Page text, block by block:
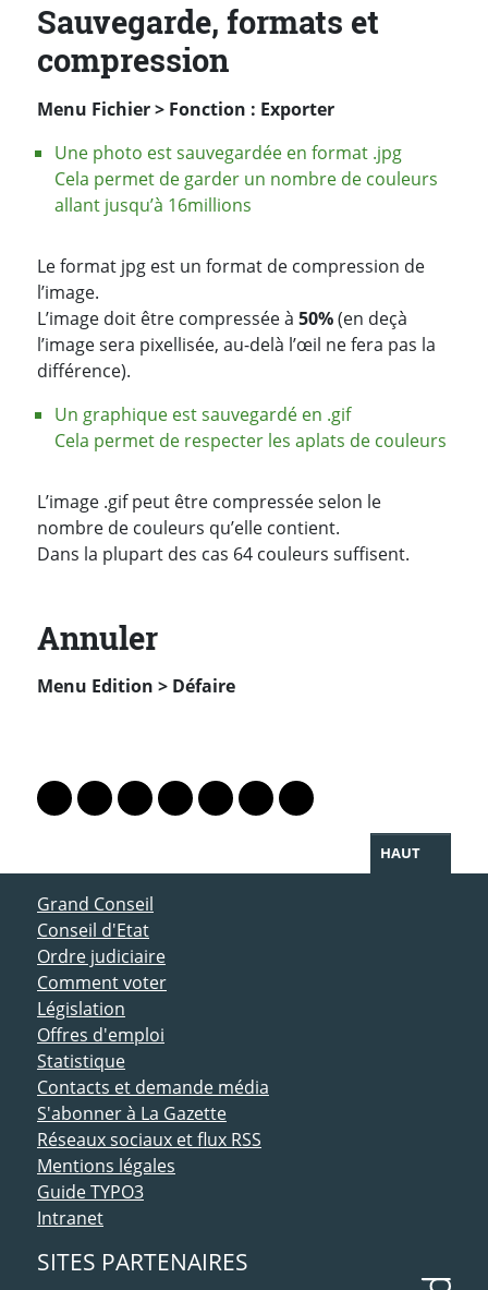
Sauvegarde, formats et
compression
Menu Fichier > Fonction : Exporter
Une photo est sauvegardée en format .jpg
Cela permet de garder un nombre de couleurs
allant jusqu’à 16millions
Le format jpg est un format de compression de
l’image.
L’image doit être compressée à 50%(en deçà
l’image sera pixellisée, au-delà l’œil ne fera pas la
différence).
Un graphique est sauvegardé en .gif
Cela permet de respecter les aplats de couleurs
L’image .gif peut être compressée selon le
nombre de couleurs qu’elle contient.
Dans la plupart des cas 64 couleurs suffisent.
Annuler
Menu Edition > Défaire
Lien vers le profil Mastodon
Lien vers le profil Bluesky
Lien vers le profil Instagram
Lien vers le profil Linkedin
Lien vers le profil Facebook
Lien vers le profil Twitter
Partager par WhatsApp
HAUT
ACCÈS DIRECT
Grand Conseil
Conseil d'Etat
Ordre judiciaire
Comment voter
Législation
Offres d'emploi
Statistique
Contacts et demande média
S'abonner à La Gazette
Réseaux sociaux et flux RSS
Mentions légales
Guide TYPO3
Intranet
SITES PARTENAIRES